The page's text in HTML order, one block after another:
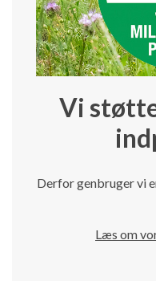
Vi
Derfor genbruger vi
Læs om